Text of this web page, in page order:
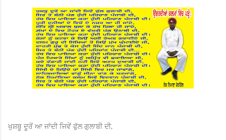
ਖੁਸ਼ਬੂ ਦੂਰੋਂ ਆ ਜਾਂਦੀ ਜਿਵੇਂ ਫੁੱਲ ਗੁਲਾਬੀ ਦੀ,